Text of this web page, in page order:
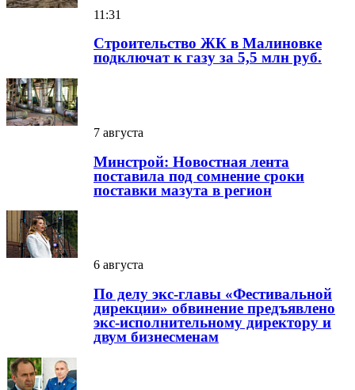
11:31
Строительство ЖК в Малиновке
подключат к газу за 5,5 млн руб.
7 августа
Минстрой: Новостная лента
поставила под сомнение сроки
поставки мазута в регион
6 августа
По делу экс-главы «Фестивальной
дирекции» обвинение предъявлено
экс-исполнительному директору и
двум бизнесменам